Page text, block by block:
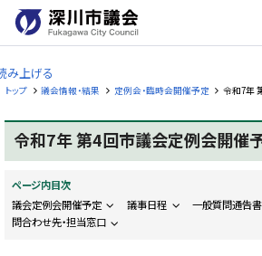
へ
メ
ニ
ュ
へ
深
川
市
議
会
u
a
g
a
w
み上げる
トップ 議会情報・結果 定例会・臨時会開催予定 令和7年
令和7年 第4回市議会定例会開催
ページ内目次
議会定例会開催予定
議事日程
一般質問通告書
問合わせ先・担当窓口